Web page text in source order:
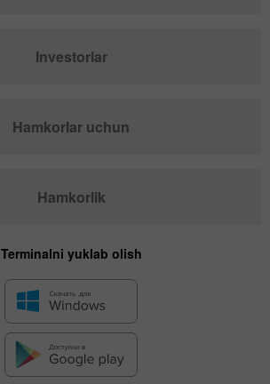
Investorlar
Hamkorlar uchun
Hamkorlik
Terminalni yuklab olish